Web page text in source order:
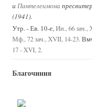
и Пантелеимона
(1941).
Утр. - Ев. 10-е,Ин., 66 зач.,
Мф., 72 зач., XVII, 14-23.
17 - XVI, 2.
Благочиния